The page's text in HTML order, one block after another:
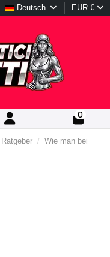
Deutsch EUR €
0
Wie man bei